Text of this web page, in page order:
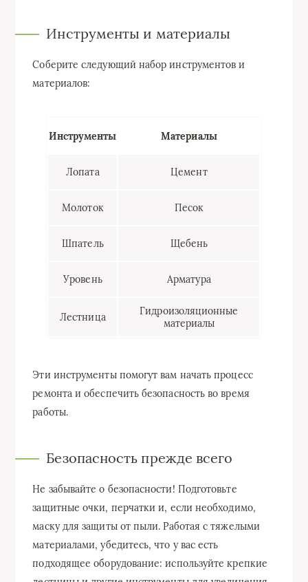
Инструменты и материалы
Соберите следующий набор инструментов и
материалов:
Инструменты Материалы
Лопата Цемент
Молоток Песок
Шпатель Щебень
Уровень Арматура
Лестница
Гидроизоляционные
материалы
Эти инструменты помогут вам начать процесс
ремонта и обеспечить безопасность во время
работы.
Безопасность прежде всего
Не забывайте о безопасности! Подготовьте
защитные очки, перчатки и, если необходимо,
маску для защиты от пыли. Работая с тяжелыми
материалами, убедитесь, что у вас есть
подходящее оборудование: используйте крепкие